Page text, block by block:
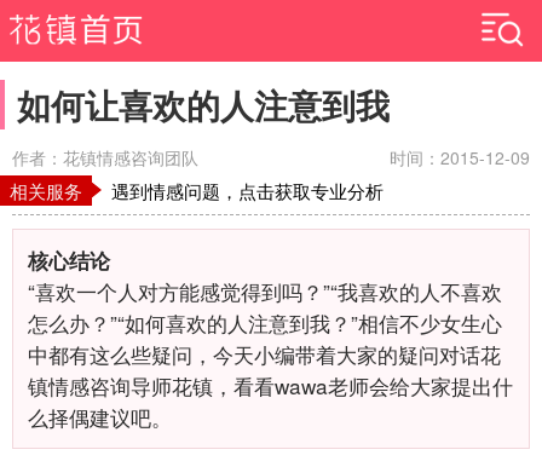
如何让喜欢的人注意到我
作者：花镇情感咨询团队 时间：2015-12-09
相关服务 遇到情感问题，点击获取专业分析
核心结论
“喜欢一个人对方能感觉得到吗？”“我喜欢的人不喜欢
怎么办？”“如何喜欢的人注意到我？”相信不少女生心
中都有这么些疑问，今天小编带着大家的疑问对话花
镇情感咨询导师花镇，看看wawa老师会给大家提出什
么择偶建议吧。